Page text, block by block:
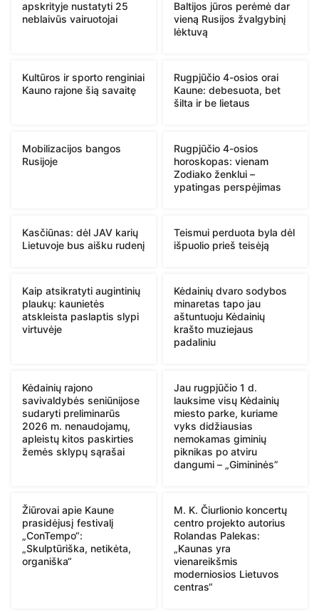
apskrityje nustatyti 25
neblaivūs vairuotojai
Baltijos jūros perėmė dar
vieną Rusijos žvalgybinį
lėktuvą
Kultūros ir sporto renginiai
Kauno rajone šią savaitę
Rugpjūčio 4-osios orai
Kaune: debesuota, bet
šilta ir be lietaus
Mobilizacijos bangos
Rusijoje
Rugpjūčio 4-osios
horoskopas: vienam
Zodiako ženklui –
ypatingas perspėjimas
Kasčiūnas: dėl JAV karių
Lietuvoje bus aišku rudenį
Teismui perduota byla dėl
išpuolio prieš teisėją
Kaip atsikratyti augintinių
plaukų: kaunietės
atskleista paslaptis slypi
virtuvėje
Kėdainių dvaro sodybos
minaretas tapo jau
aštuntuoju Kėdainių
krašto muziejaus
padaliniu
Kėdainių rajono
savivaldybės seniūnijose
sudaryti preliminarūs
2026 m. nenaudojamų,
apleistų kitos paskirties
žemės sklypų sąrašai
Jau rugpjūčio 1 d.
lauksime visų Kėdainių
miesto parke, kuriame
vyks didžiausias
nemokamas giminių
piknikas po atviru
dangumi – „Gimininės”
Žiūrovai apie Kaune
prasidėjusį festivalį
„ConTempo“:
„Skulptūriška, netikėta,
organiška“
M. K. Čiurlionio koncertų
centro projekto autorius
Rolandas Palekas:
„Kaunas yra
vienareikšmis
moderniosios Lietuvos
centras“